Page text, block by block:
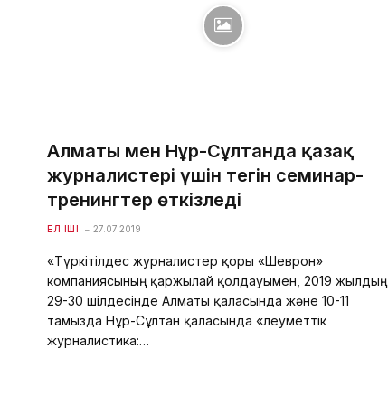
Алматы мен Нұр-Сұлтанда қазақ
журналистері үшін тегін семинар-
тренингтер өткізледі
ЕЛ ІШІ 27.07.2019
«Түркітілдес журналистер қоры «Шеврон»
компаниясының қаржылай қолдауымен, 2019 жылдың
29-30 шілдесінде Алматы қаласында және 10-11
тамызда Нұр-Сұлтан қаласында «Әлеуметтік
журналистика:…